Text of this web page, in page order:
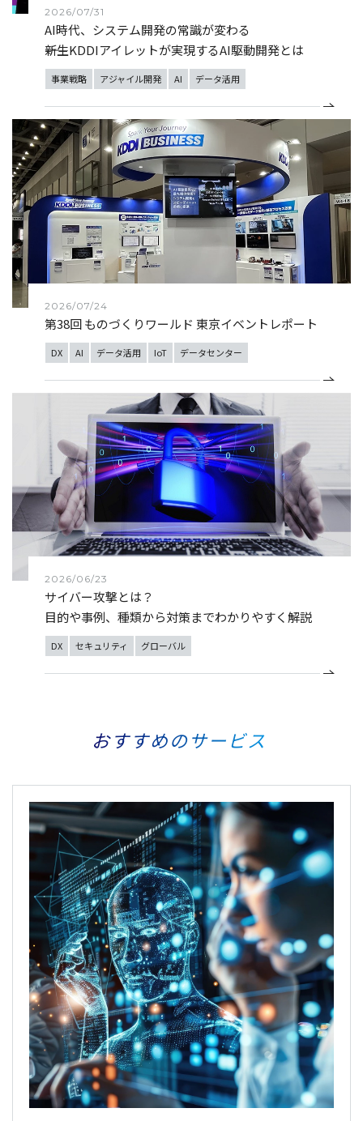
2026/07/31
AI時代、システム開発の常識が変わる
――新生KDDIアイレットが実現するAI駆動開発とは
事業戦略 アジャイル開発 AI データ活用
2026/07/24
第38回 ものづくりワールド 東京イベントレポート
DX AI データ活用 IoT データセンター
2026/06/23
サイバー攻撃とは？
目的や事例、種類から対策までわかりやすく解説
DX セキュリティ グローバル
おすすめのサービス